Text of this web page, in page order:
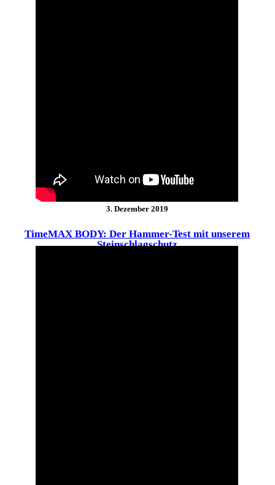
3. Dezember 2019
TimeMAX BODY: Der Hammer-Test mit unserem
Steinschlagschutz